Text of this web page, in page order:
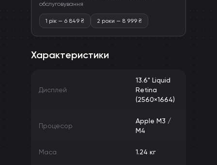
обслуговування
1 рік — 6 849 ₴ 2 роки — 8 999 ₴
Характеристики
Дисплей
13.6" Liquid
Retina
(2560×1664)
Процесор
Apple M3 /
M4
Маса 1.24 кг